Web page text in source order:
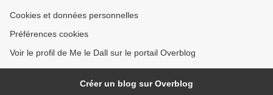
Cookies et données personnelles
Préférences cookies
Voir le profil de Me le Dall sur le portail Overblog
Créer un blog sur Overblog